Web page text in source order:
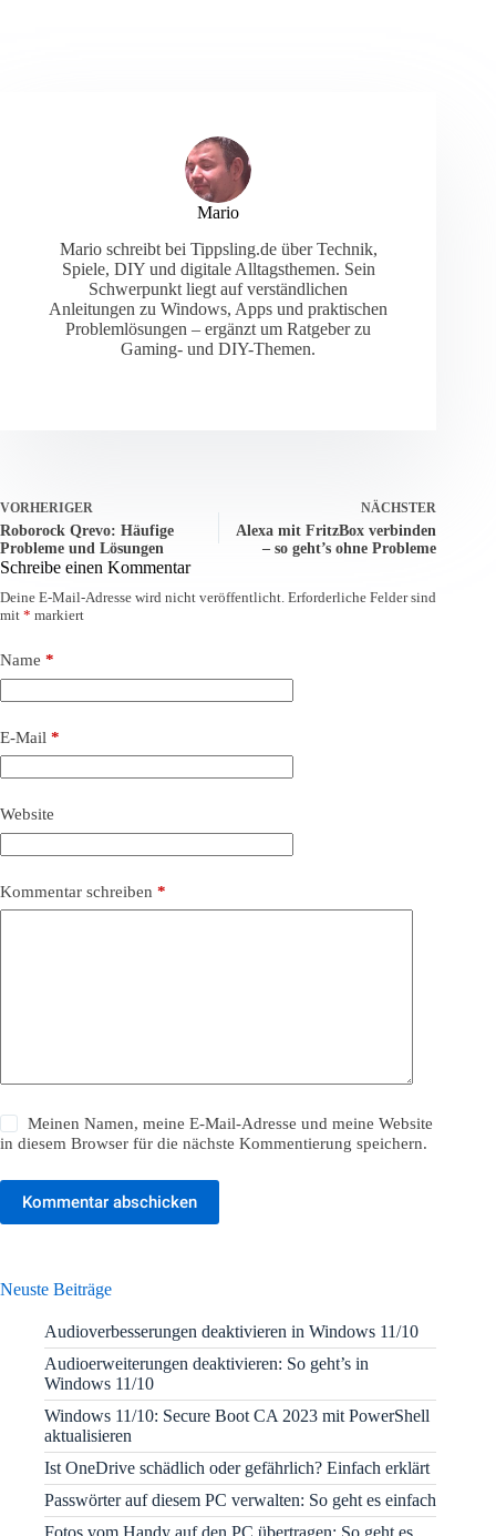
Mario
Mario schreibt bei Tippsling.de über Technik,
Spiele, DIY und digitale Alltagsthemen. Sein
Schwerpunkt liegt auf verständlichen
Anleitungen zu Windows, Apps und praktischen
Problemlösungen – ergänzt um Ratgeber zu
Gaming- und DIY-Themen.
VORHERIGER
Roborock Qrevo: Häufige
Probleme und Lösungen
NÄCHSTER
Alexa mit FritzBox verbinden
– so geht’s ohne Probleme
Schreibe einen Kommentar
Deine E-Mail-Adresse wird nicht veröffentlicht. Erforderliche Felder sind
mit * markiert
Name *
E-Mail *
Website
Kommentar schreiben *
Meinen Namen, meine E-Mail-Adresse und meine Website
in diesem Browser für die nächste Kommentierung speichern.
Kommentar abschicken
Neuste Beiträge
Audioverbesserungen deaktivieren in Windows 11/10
Audioerweiterungen deaktivieren: So geht’s in
Windows 11/10
Windows 11/10: Secure Boot CA 2023 mit PowerShell
aktualisieren
Ist OneDrive schädlich oder gefährlich? Einfach erklärt
Passwörter auf diesem PC verwalten: So geht es einfach
Fotos vom Handy auf den PC übertragen: So geht es